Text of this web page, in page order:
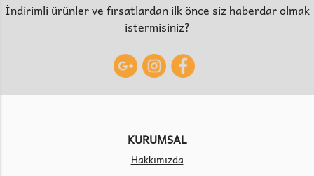
İndirimli ürünler ve fırsatlardan ilk önce siz haberdar olmak
istermisiniz?
KURUMSAL
Hakkımızda